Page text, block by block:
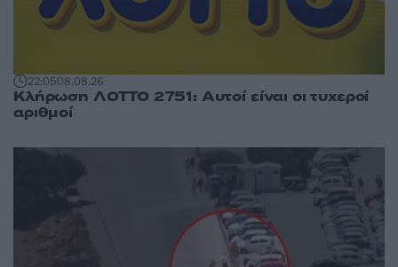
22:0508.08.26
Κλήρωση ΛΟΤΤΟ 2751: Αυτοί είναι οι τυχεροί
αριθμοί